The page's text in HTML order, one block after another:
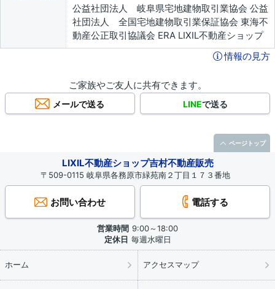
公益社団法人 岐阜県宅地建物取引業協会 公益
社団法人 全国宅地建物取引業保証協会 東海不
動産公正取引協議会 ERA LIXIL不動産ショップ
情報の見方
ご家族やご友人に共有できます。
メールで送る LINEで送る
LIXIL不動産ショップ吉村不動産販売
〒509-0115 岐阜県各務原市緑苑南２丁目１７３番地
お問い合わせ 電話する
営業時間 9:00～18:00
定休日 毎週水曜日
ホーム アクセスマップ
ページトップ